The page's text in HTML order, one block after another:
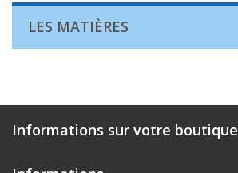
LES MATIÈRES
Informations sur votre boutique